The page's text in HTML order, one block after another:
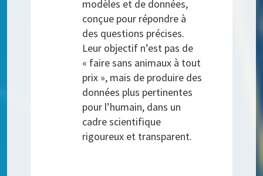
modèles et de données,
conçue pour répondre à
des questions précises.
Leur objectif n’est pas de
« faire sans animaux à tout
prix », mais de produire des
données plus pertinentes
pour l’humain, dans un
cadre scientifique
rigoureux et transparent.